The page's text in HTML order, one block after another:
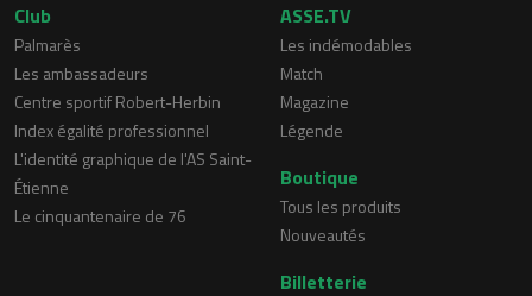
Club
Palmarès
Les ambassadeurs
Centre sportif Robert-Herbin
Index égalité professionnel
L'identité graphique de l'AS Saint-
Étienne
Le cinquantenaire de 76
ASSE.TV
Les indémodables
Match
Magazine
Légende
Boutique
Tous les produits
Nouveautés
Billetterie